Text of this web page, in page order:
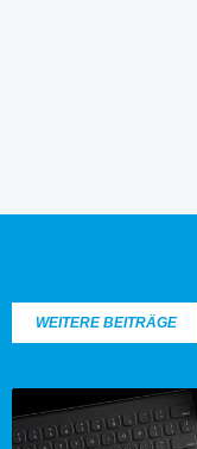
WEITERE BEITRÄGE